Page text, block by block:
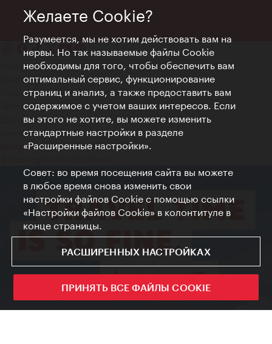
Контакт
Credits
Положение о конфиденциальности
Terms of Use
Доступность
Контакты для прессы
Настройки файлов Cookie
Желаете Cookie?
Разумеется, мы не хотим действовать вам на
нервы. Но так называемые файлы Cookie
необходимы для того, чтобы обеспечить вам
оптимальный сервис, функционирование
страниц и анализ, а также предоставить вам
содержимое с учетом ваших интересов. Если
вы этого не хотите, вы можете изменить
стандартные настройки в разделе
«Расширенные настройки».
Совет: во время посещения сайта вы можете
в любое время снова изменить свои
настройки файлов Cookie с помощью ссылки
«Настройки файлов Cookie» в колонтитуле в
конце страницы.
РАСШИРЕННЫХ НАСТРОЙКАХ
ПРИНЯТЬ ВСЕ ФАЙЛЫ COOKIE